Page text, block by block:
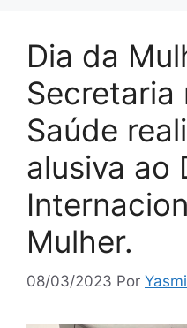
Dia da
Secretaria
Saúde
alusiva ao
Mulher.
08/03/2023 Por